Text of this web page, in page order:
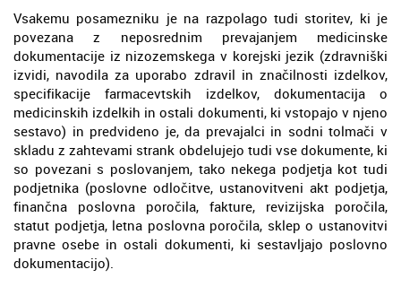
Vsakemu posamezniku je na razpolago tudi storitev, ki je
povezana z neposrednim prevajanjem medicinske
dokumentacije iz nizozemskega v korejski jezik (zdravniški
izvidi, navodila za uporabo zdravil in značilnosti izdelkov,
specifikacije farmacevtskih izdelkov, dokumentacija o
medicinskih izdelkih in ostali dokumenti, ki vstopajo v njeno
sestavo) in predvideno je, da prevajalci in sodni tolmači v
skladu z zahtevami strank obdelujejo tudi vse dokumente, ki
so povezani s poslovanjem, tako nekega podjetja kot tudi
podjetnika (poslovne odločitve, ustanovitveni akt podjetja,
finančna poslovna poročila, fakture, revizijska poročila,
statut podjetja, letna poslovna poročila, sklep o ustanovitvi
pravne osebe in ostali dokumenti, ki sestavljajo poslovno
dokumentacijo).